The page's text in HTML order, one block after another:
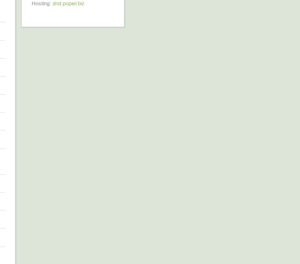
Hosting: dnd.popiel.biz